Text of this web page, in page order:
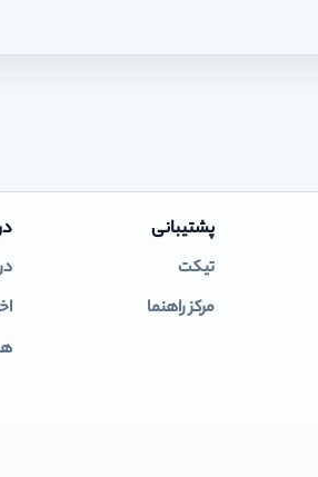
پشتیبانی
تیکت
مرکز راهنما